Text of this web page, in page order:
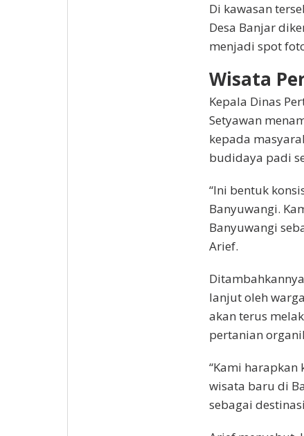
Di kawasan
Desa Banjar
menjadi spot
Wisata
Kepala Dinas
Setyawan
kepada
budidaya padi
“Ini bentuk
Banyuwangi.
Banyuwangi
Arief.
lanjut oleh
akan terus
pertanian
“Kami
wisata baru di
sebagai